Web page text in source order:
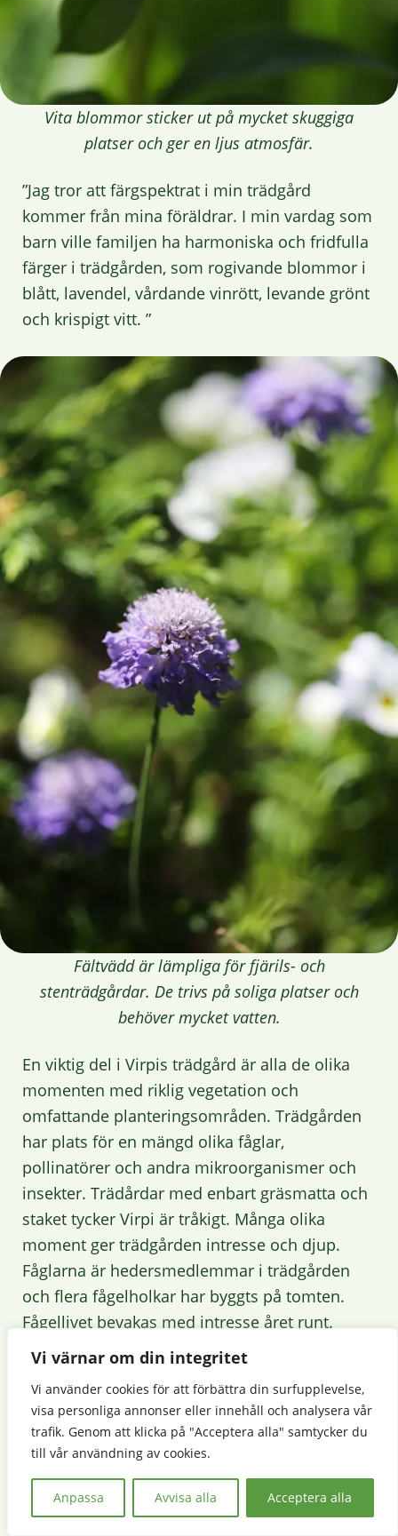
Vi värnar om din integritet
Vi använder cookies för att förbättra din surfupplevelse,
visa personliga annonser eller innehåll och analysera vår
trafik. Genom att klicka på "Acceptera alla" samtycker du
till vår användning av cookies.
Anpassa Avvisa alla Acceptera alla
Vita blommor sticker ut på mycket skuggiga
platser och ger en ljus atmosfär.
”Jag tror att färgspektrat i min trädgård
kommer från mina föräldrar. I min vardag som
barn ville familjen ha harmoniska och fridfulla
färger i trädgården, som rogivande blommor i
blått, lavendel, vårdande vinrött, levande grönt
och krispigt vitt. ”
Fältvädd är lämpliga för fjärils- och
stenträdgårdar. De trivs på soliga platser och
behöver mycket vatten.
En viktig del i Virpis trädgård är alla de olika
momenten med riklig vegetation och
omfattande planteringsområden. Trädgården
har plats för en mängd olika fåglar,
pollinatörer och andra mikroorganismer och
insekter. Trädårdar med enbart gräsmatta och
staket tycker Virpi är tråkigt. Många olika
moment ger trädgården intresse och djup.
Fåglarna är hedersmedlemmar i trädgården
och flera fågelholkar har byggts på tomten.
Fågellivet bevakas med intresse året runt.
Växthuset, som även kallas sommarrummet, är
byggt för odling, men också för att vara ett
ställe att koppla av på. Växthuset förlänger
även växtsäsongen. Förra året stod växthuset
sommaren var full av glädje och lycka, men
också en del besvikelser.